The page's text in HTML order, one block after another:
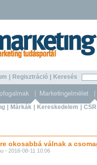
Regisztráció Keresés
Márkák Kereskedelem CSR
okosabbá válnak a
- 2016-08-11 10:06